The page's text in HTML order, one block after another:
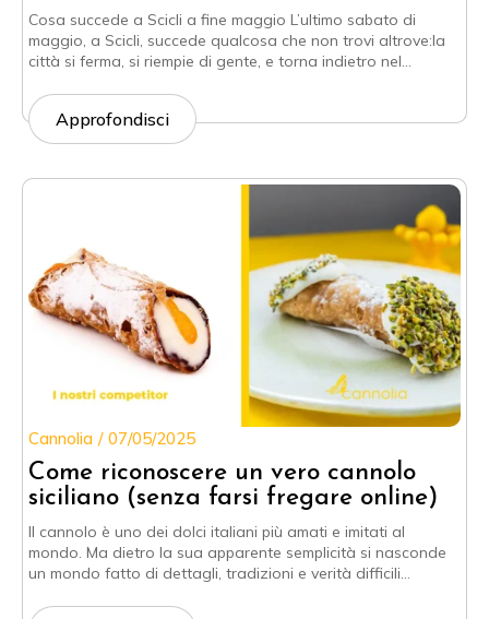
Cosa succede a Scicli a fine maggio L’ultimo sabato di
maggio, a Scicli, succede qualcosa che non trovi altrove:la
città si ferma, si riempie di gente, e torna indietro nel…
Approfondisci
Come riconoscere un vero cannolo
siciliano (senza farsi fregare online)
Cannolia 07/05/2025
Il cannolo è uno dei dolci italiani più amati e imitati al
mondo. Ma dietro la sua apparente semplicità si nasconde
un mondo fatto di dettagli, tradizioni e verità difficili…